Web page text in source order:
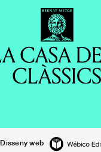
Disseny web